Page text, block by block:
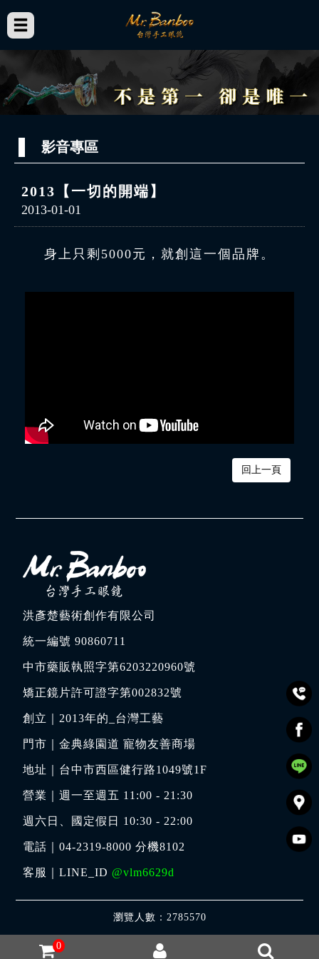
0
影音專區
2013【一切的開端】
2013-01-01
身上只剩5000元，就創這一個品牌。
回上一頁
洪彥楚藝術創作有限公司
統一編號 90860711
中市藥販執照字第6203220960號
矯正鏡片許可證字第002832號
創立｜2013年的_台灣工藝
門市｜金典綠園道 寵物友善商場
地址｜ 台中市西區健行路1049號1F
營業｜週一至週五 11:00 - 21:30
週六日、國定假日 10:30 - 22:00
電話｜04-2319-8000 分機8102
客服｜LINE_ID @vlm6629d
瀏覽人數：2785570